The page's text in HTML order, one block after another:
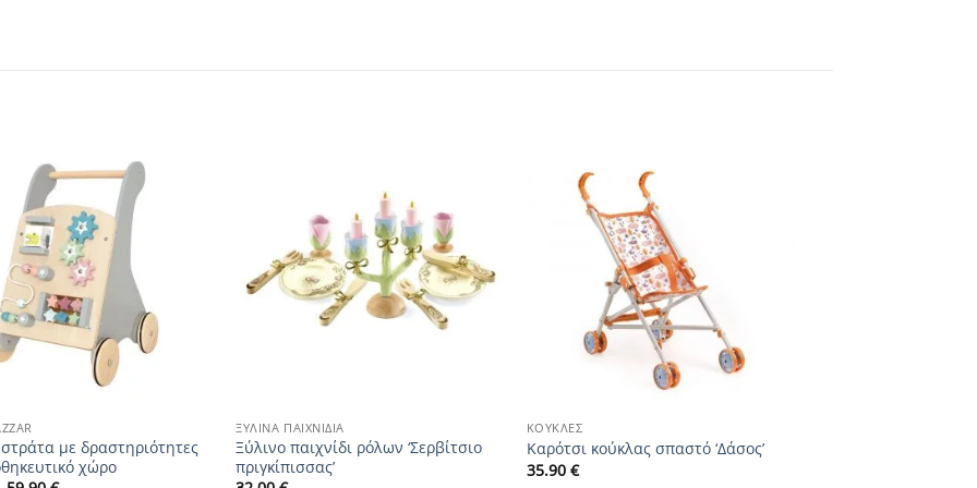
με δραστηριότητες
χώρο
wishlist
ΞΎΛΙΝΑ ΠΑΙΧΝΊΔΙΑ
Ξύλινο παιχνίδι ρόλων ‘Σερβίτσιο
πριγκίπισσας’
ΚΟΎΚΛΕΣ
Καρότσι κούκλας σπαστό ‘Δάσος’
35.90 €